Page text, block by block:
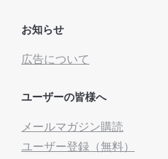
お知らせ
広告について
ユーザーの皆様へ
メールマガジン購読
ユーザー登録（無料）